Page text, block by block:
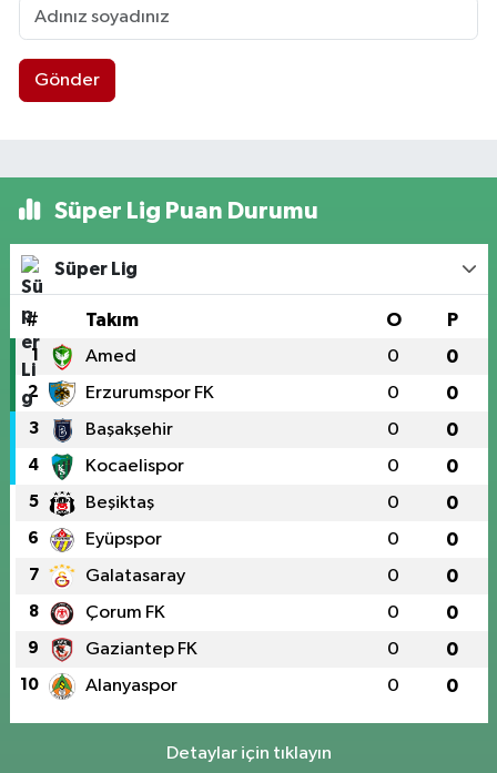
Gönder
Süper Lig Puan Durumu
Süper Lig
# Takım O P
1 Amed 0 0
2 Erzurumspor FK 0 0
3 Başakşehir 0 0
4 Kocaelispor 0 0
5 Beşiktaş 0 0
6 Eyüpspor 0 0
7 Galatasaray 0 0
8 Çorum FK 0 0
9 Gaziantep FK 0 0
10 Alanyaspor 0 0
Detaylar için tıklayın